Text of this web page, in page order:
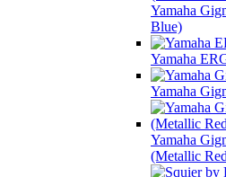
Yamaha
Blue)
Yamaha
Yamaha
Yamaha
(Metallic